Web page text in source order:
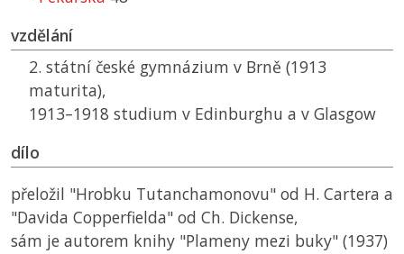
vzdělání
2. státní české gymnázium v Brně (1913
maturita),
1913–1918 studium v Edinburghu a v Glasgow
dílo
přeložil "Hrobku Tutanchamonovu" od H. Cartera a
"Davida Copperfielda" od Ch. Dickense,
sám je autorem knihy "Plameny mezi buky" (1937)